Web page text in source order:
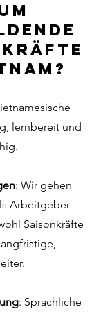
lernbereit und
: Wir gehen
Arbeitgeber
Saisonkräfte
: Sprachliche